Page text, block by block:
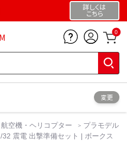
詳しくは
こちら
0
変更
航空機・ヘリコプター
プラモデル
震電 出撃準備セット | ボークス